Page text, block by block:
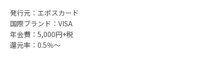
発行元：エポスカード
国際ブランド：VISA
年会費：5,000円+税
還元率：0.5％～